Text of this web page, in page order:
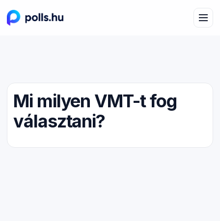
Mi milyen VMT-t fog
választani?